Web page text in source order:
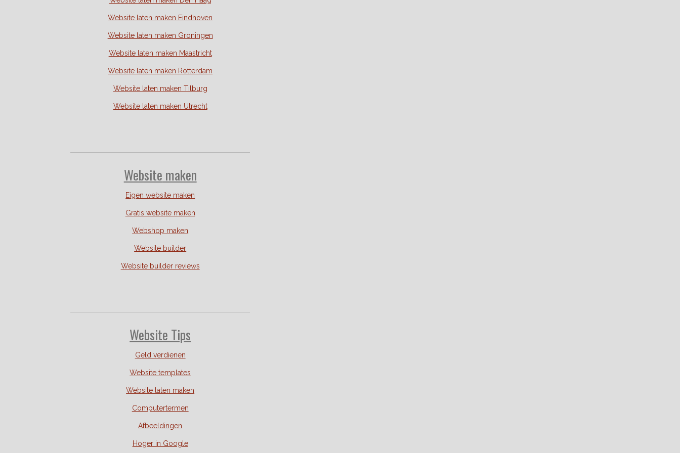
Website laten maken Eindhoven
Website laten maken Groningen
Website laten maken Maastricht
Website laten maken Rotterdam
Website laten maken Tilburg
Website laten maken Utrecht
Website maken
Eigen website maken
Gratis website maken
Webshop maken
Website builder
Website builder reviews
Website Tips
Geld verdienen
Website templates
Website laten maken
Computertermen
Afbeeldingen
Hoger in Google